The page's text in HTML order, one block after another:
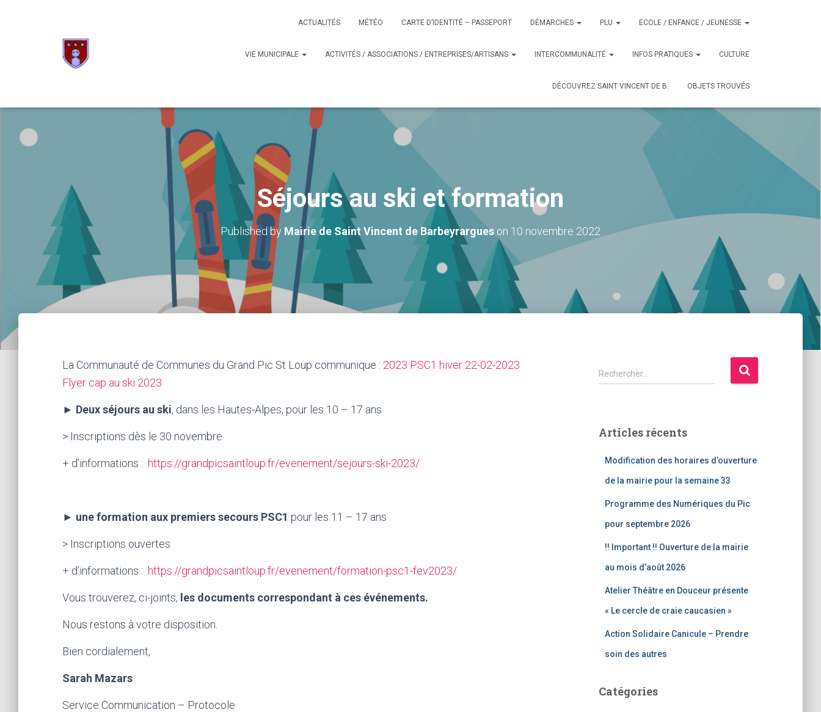
ACTUALITÉS MÉTÉO CARTE D’IDENTITÉ – PASSEPORT DÉMARCHES PLU ECOLE / ENFANCE / JEUNESSE
VIE MUNICIPALE ACTIVITÉS / ASSOCIATIONS / ENTREPRISES/ARTISANS INTERCOMMUNALITÉ INFOS PRATIQUES CULTURE
DÉCOUVREZ SAINT VINCENT DE B. OBJETS TROUVÉS
Séjours au ski et formation
Published by Mairie de Saint Vincent de Barbeyrargues on 10 novembre 2022
La Communauté de Communes du Grand Pic St Loup communique : 2023 PSC1 hiver 22-02-2023
Flyer cap au ski 2023
► Deux séjours au ski, dans les Hautes-Alpes, pour les 10 – 17 ans
> Inscriptions dès le 30 novembre
+ d’informations : https://grandpicsaintloup.fr/evenement/sejours-ski-2023/
► une formation aux premiers secours PSC1 pour les 11 – 17 ans
> Inscriptions ouvertes
+ d’informations : https://grandpicsaintloup.fr/evenement/formation-psc1-fev2023/
Vous trouverez, ci-joints, les documents correspondant à ces événements.
Nous restons à votre disposition.
Bien cordialement,
Sarah Mazars
Service Communication – Protocole
R
e
r
Rechercher…
Articles récents
Modification des horaires d’ouverture
de la mairie pour la semaine 33
Programme des Numériques du Pic
pour septembre 2026
!! Important !! Ouverture de la mairie
au mois d’août 2026
Atelier Théâtre en Douceur présente
« Le cercle de craie caucasien »
Action Solidaire Canicule – Prendre
soin des autres
Catégories